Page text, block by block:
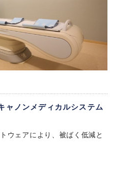
ノンメディカルシステム
ウェアにより、被ばく低減と